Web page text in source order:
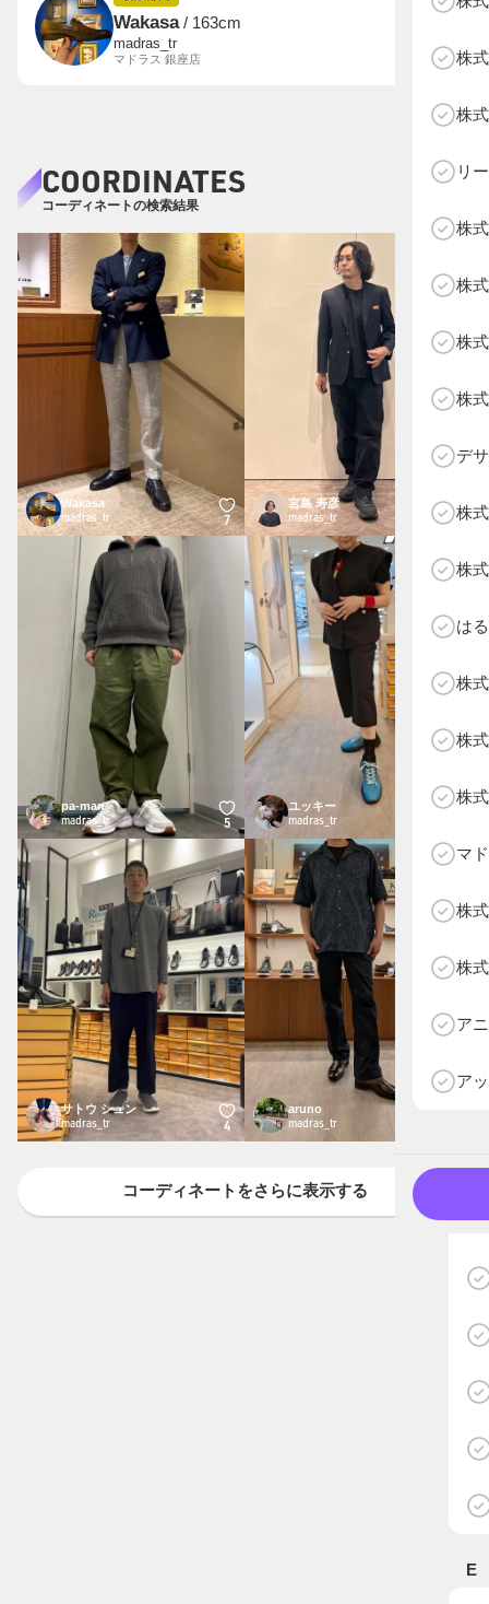
E
株
株
リ
株
株
株
株
デ
株
株
は
株
株
株
マ
株
株
ア
ア
Wakasa/ 163cm
madras_tr
マドラス 銀座店
COORDINATES
コーディネートの検索結果
Wakasa
madras_tr
7
宮島 寿彦
madras_tr
6
pa-man
madras_tr
5
ユッキー
madras_tr
サトウ シュン
madras_tr
4
aruno
madras_tr
コーディネートをさらに表示する